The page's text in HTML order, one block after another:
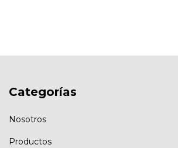
Categorías
Nosotros
Productos